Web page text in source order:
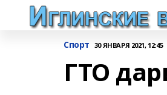
Спорт 30 ЯНВАРЯ 2021, 12:45
ГТО